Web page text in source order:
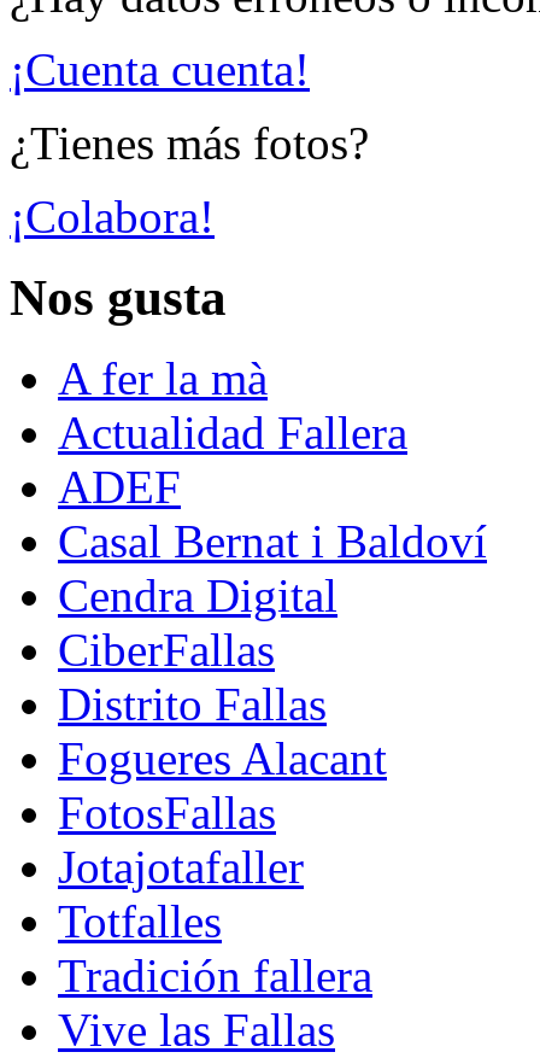
¡Cuenta cuenta!
¿Tienes más fotos?
¡Colabora!
Nos gusta
A fer la mà
Actualidad Fallera
ADEF
Casal Bernat i Baldoví
Cendra Digital
CiberFallas
Distrito Fallas
Fogueres Alacant
FotosFallas
Jotajotafaller
Totfalles
Tradición fallera
Vive las Fallas